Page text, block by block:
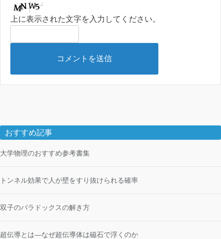
上に表示された文字を入力してください。
おすすめ記事
大学物理のおすすめ参考書集
トンネル効果で人が壁をすり抜けられる確率
双子のパラドックスの解き方
超伝導とは―なぜ超伝導体は磁石で浮くのか